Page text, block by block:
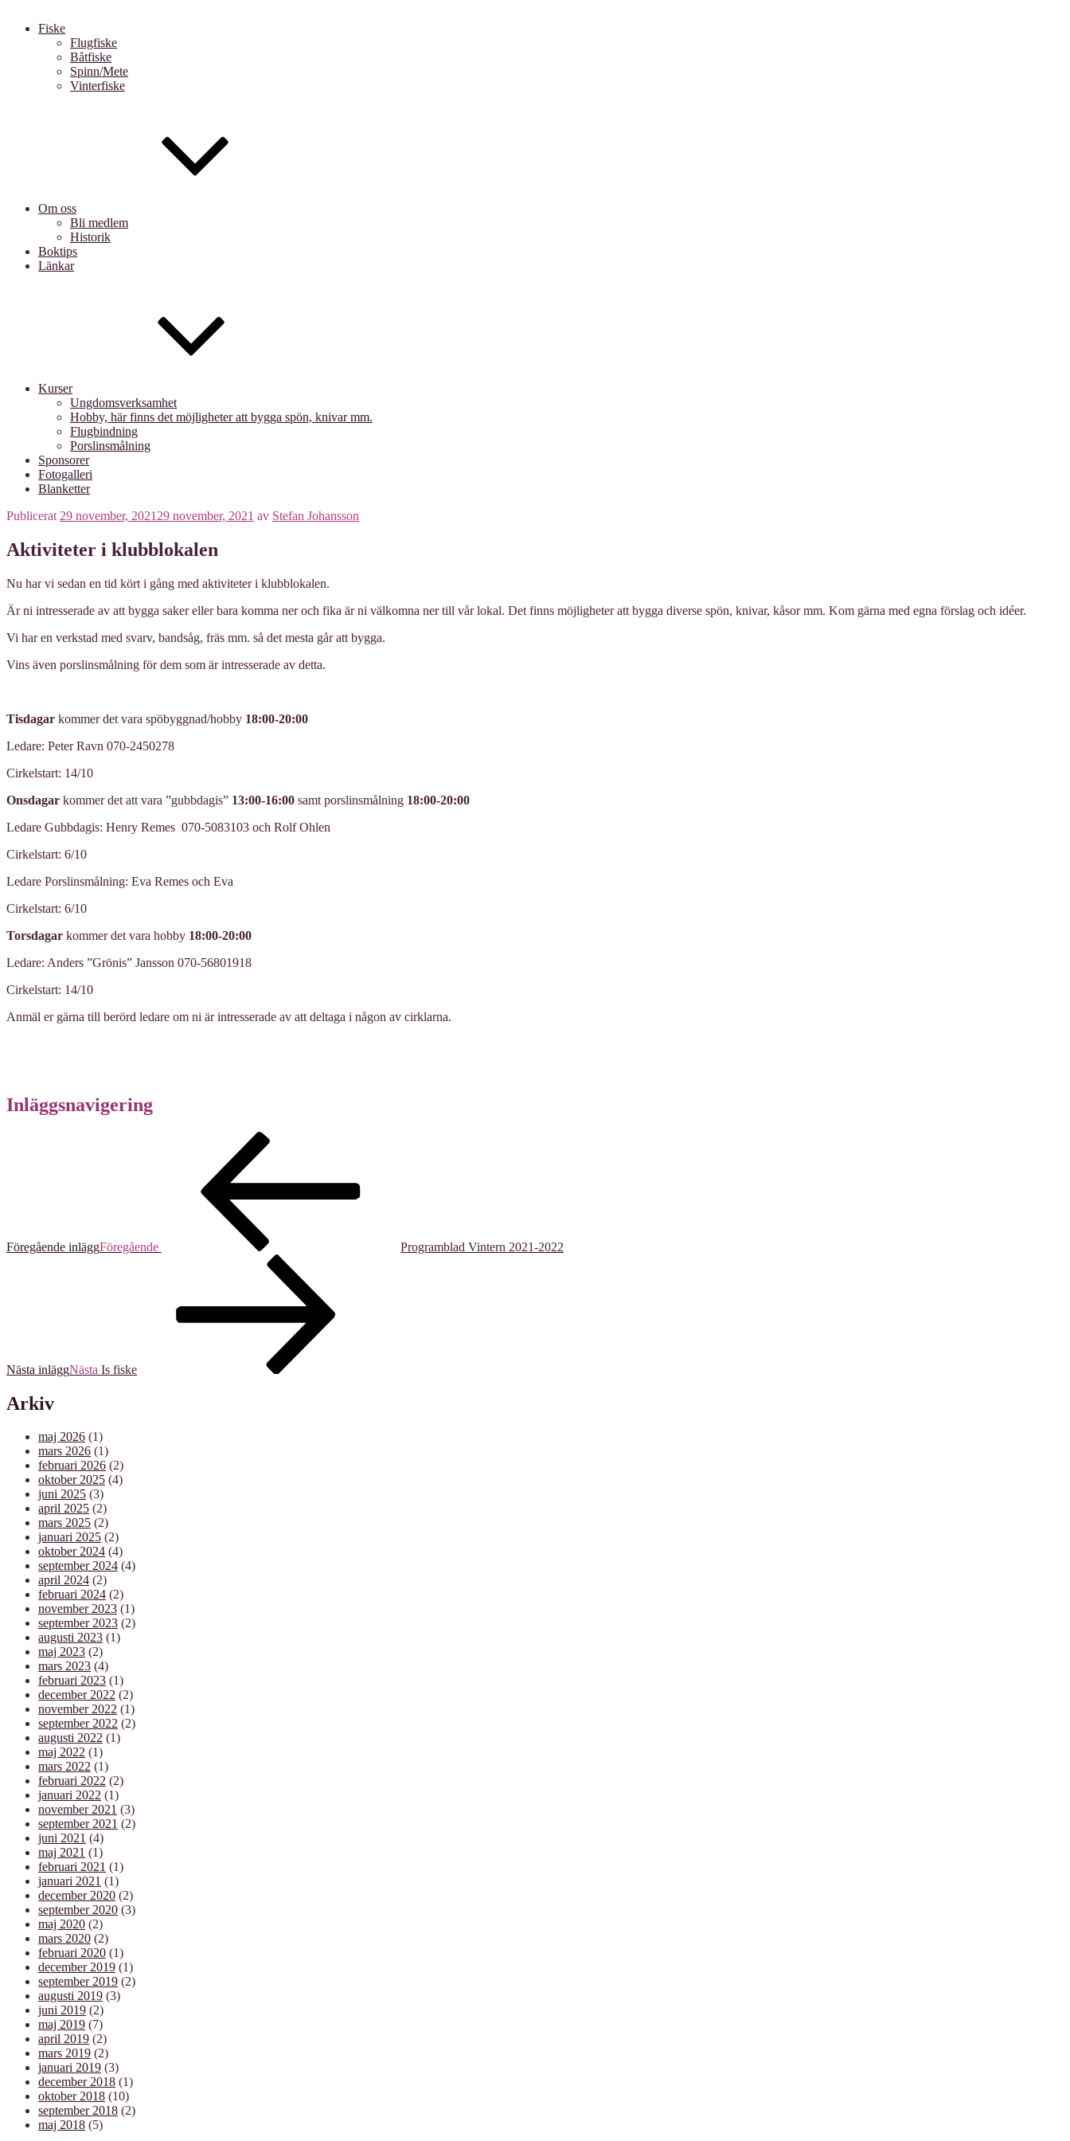
Fiske
Flugfiske
Båtfiske
Spinn/Mete
Vinterfiske
Om oss
Bli medlem
Historik
Boktips
Länkar
Kurser
Ungdomsverksamhet
Hobby, här finns det möjligheter att bygga spön, knivar mm.
Flugbindning
Porslinsmålning
Sponsorer
Fotogalleri
Blanketter
Publicerat 29 november, 2021 29 november, 2021 av Stefan Johansson
Aktiviteter i klubblokalen
Nu har vi sedan en tid kört i gång med aktiviteter i klubblokalen.
Är ni intresserade av att bygga saker eller bara komma ner och fika är ni välkomna ner till vår lokal. Det finns möjligheter att bygga diverse spön, knivar, kåsor mm. Kom gärna med egna förslag och idéer.
Vi har en verkstad med svarv, bandsåg, fräs mm. så det mesta går att bygga.
Vins även porslinsmålning för dem som är intresserade av detta.
Tisdagar kommer det vara spöbyggnad/hobby 18:00-20:00
Ledare: Peter Ravn 070-2450278
Cirkelstart: 14/10
Onsdagar kommer det att vara ”gubbdagis” 13:00-16:00 samt porslinsmålning 18:00-20:00
Ledare Gubbdagis: Henry Remes 070-5083103 och Rolf Ohlen
Cirkelstart: 6/10
Ledare Porslinsmålning: Eva Remes och Eva
Cirkelstart: 6/10
Torsdagar kommer det vara hobby 18:00-20:00
Ledare: Anders ”Grönis” Jansson 070-56801918
Cirkelstart: 14/10
Anmäl er gärna till berörd ledare om ni är intresserade av att deltaga i någon av cirklarna.
Inläggsnavigering
Föregående inläggFöregående Programblad Vintern 2021-2022
Nästa inläggNästa Is fiske
Arkiv
maj 2026 (1)
mars 2026 (1)
februari 2026 (2)
oktober 2025 (4)
juni 2025 (3)
april 2025 (2)
mars 2025 (2)
januari 2025 (2)
oktober 2024 (4)
september 2024 (4)
april 2024 (2)
februari 2024 (2)
november 2023 (1)
september 2023 (2)
augusti 2023 (1)
maj 2023 (2)
mars 2023 (4)
februari 2023 (1)
december 2022 (2)
november 2022 (1)
september 2022 (2)
augusti 2022 (1)
maj 2022 (1)
mars 2022 (1)
februari 2022 (2)
januari 2022 (1)
november 2021 (3)
september 2021 (2)
juni 2021 (4)
maj 2021 (1)
februari 2021 (1)
januari 2021 (1)
december 2020 (2)
september 2020 (3)
maj 2020 (2)
mars 2020 (2)
februari 2020 (1)
december 2019 (1)
september 2019 (2)
augusti 2019 (3)
juni 2019 (2)
maj 2019 (7)
april 2019 (2)
mars 2019 (2)
januari 2019 (3)
december 2018 (1)
oktober 2018 (10)
september 2018 (2)
maj 2018 (5)